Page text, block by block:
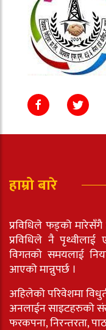
हाम्रो बारे
प्रविधिले फड्को
प्रविधिले नै
विगतको समयलाई
आएको मान्नुपर्छ ।
अहिलेको परिवेशमा
अनलाईन साइटहरुको
फरकपना, निरन्तरता,